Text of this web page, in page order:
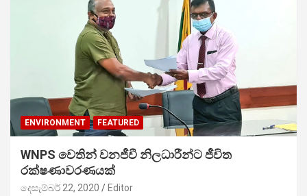
ENVIRONMENT FEATURED
WNPS වෙතින් වනජීවී නිලධාරීන්ට ජීවිත
රක්ෂණාවරණයක්
දෙසැම්බර් 22, 2020 Editor